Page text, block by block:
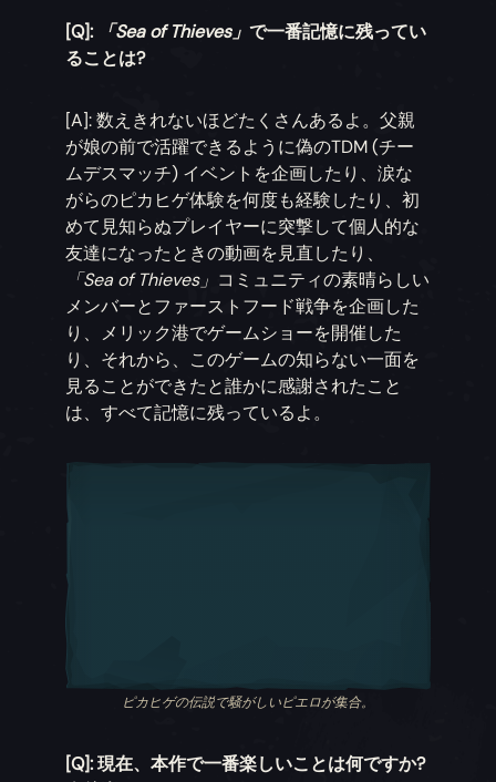
[Q]: 「Sea of Thieves」で一番記憶に残ってい
ることは?
[A]: 数えきれないほどたくさんあるよ。父親
が娘の前で活躍できるように偽のTDM (チー
ムデスマッチ) イベントを企画したり、涙な
がらのピカヒゲ体験を何度も経験したり、初
めて見知らぬプレイヤーに突撃して個人的な
友達になったときの動画を見直したり、
「Sea of Thieves」 コミュニティの素晴らしい
メンバーとファーストフード戦争を企画した
り、メリック港でゲームショーを開催した
り、それから、このゲームの知らない一面を
見ることができたと誰かに感謝されたこと
は、すべて記憶に残っているよ。
ピカヒゲの伝説で騒がしいピエロが集合。
[Q]: 現在、本作で一番楽しいことは何ですか?